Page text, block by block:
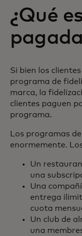
¿Qué
Si bien los
programa de
marca, la
clientes paguen
programa.
Los programas
enormemente.
Un
una
Una
entrega
cuota
Un club de
una